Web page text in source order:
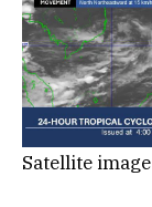
Satellite